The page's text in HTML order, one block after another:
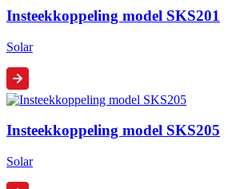
Insteekkoppeling model SKS201
Solar
Insteekkoppeling model SKS205
Solar